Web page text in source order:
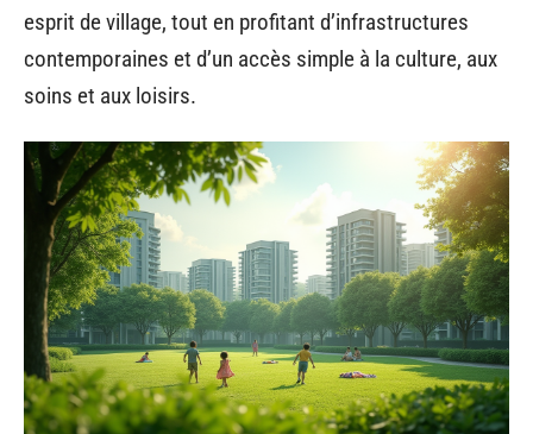
esprit de village, tout en profitant d’infrastructures
contemporaines et d’un accès simple à la culture, aux
soins et aux loisirs.